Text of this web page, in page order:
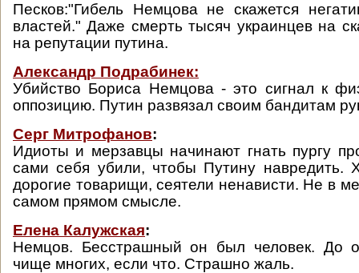
Песков:"Гибель Немцова не скажется
властей." Даже смерть тысяч украинцев на
на репутации путина.
Александр Подрабинек:
Убийство Бориса Немцова - это сигнал к
оппозицию. Путин развязал своим бандитам
Серг Митрофанов:
Идиоты и мерзавцы начинают гнать пургу
сами себя убили, чтобы Путину навредить.
дорогие товарищи, сеятели ненависти. Не в
самом прямом смысле.
Елена Калужская:
Немцов. Бесстрашный он был человек. До
чище многих, если что. Страшно жаль.